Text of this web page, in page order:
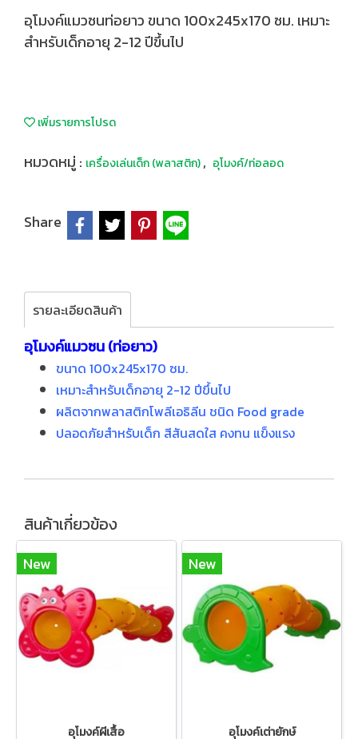
อุโมงค์แมวซนท่อยาว ขนาด 100x245x170 ซม. เหมาะ
สำหรับเด็กอายุ 2-12 ปีขึ้นไป
เพิ่มรายการโปรด
หมวดหมู่ : เครื่องเล่นเด็ก (พลาสติก), อุโมงค์/ท่อลอด
Share
รายละเอียดสินค้า
อุโมงค์แมวซน (ท่อยาว)
ขนาด 100x245x170 ซม.
เหมาะสำหรับเด็กอายุ 2-12 ปีขึ้นไป
ผลิตจากพลาสติกโพลีเอธิลีน ชนิด Food grade
ปลอดภัยสำหรับเด็ก สีสันสดใส คงทน แข็งแรง
สินค้าเกี่ยวข้อง
New
อุโมงค์ผีเสื้อ
New
อุโมงค์เต่ายักษ์